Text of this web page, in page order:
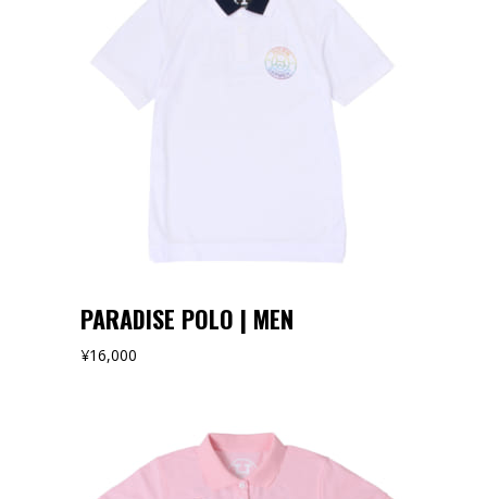
PARADISE POLO | MEN
¥16,000